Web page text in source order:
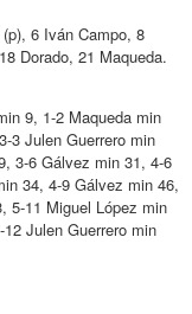
6 Iván Campo, 8
Dorado, 21 Maqueda.
9, 1-2 Maqueda min
3 Julen Guerrero min
3-6 Gálvez min 31, 4-6
34, 4-9 Gálvez min 46,
5-11 Miguel López min
Julen Guerrero min